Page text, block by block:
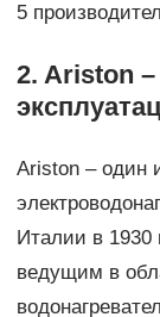
5
2. Ariston
Ariston – один
Италии в 1930
ведущим в